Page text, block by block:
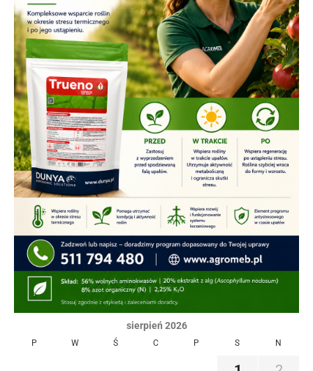
sierpień 2026
P W Ś C P S N